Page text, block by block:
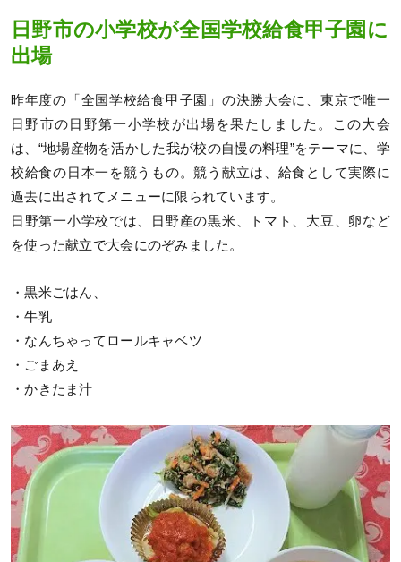
日野市の小学校が全国学校給食甲子園に
出場
昨年度の「全国学校給食甲子園」の決勝大会に、東京で唯一
日野市の日野第一小学校が出場を果たしました。この大会
は、“地場産物を活かした我が校の自慢の料理”をテーマに、学
校給食の日本一を競うもの。競う献立は、給食として実際に
過去に出されてメニューに限られています。
日野第一小学校では、日野産の黒米、トマト、大豆、卵など
を使った献立で大会にのぞみました。
・黒米ごはん、
・牛乳
・なんちゃってロールキャベツ
・ごまあえ
・かきたま汁